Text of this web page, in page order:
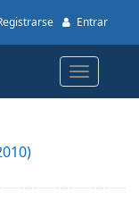
Entrar
Toggle